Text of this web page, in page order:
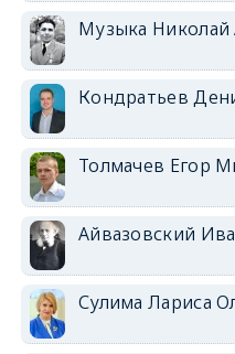
Музыка Николай
Кондратьев
Толмачев Егор
Айвазовский
Сулима Лариса